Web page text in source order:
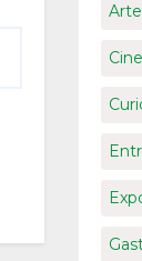
Arte